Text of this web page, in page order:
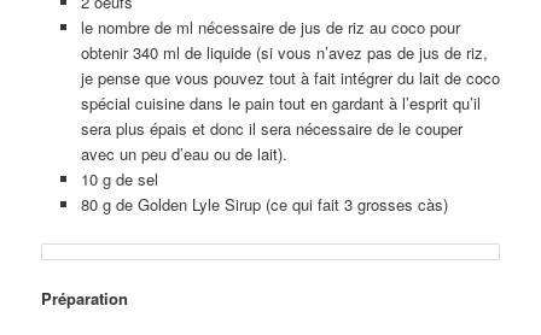
le nombre de ml nécessaire de jus de riz au coco pour
obtenir 340 ml de liquide (si vous n’avez pas de jus de riz,
je pense que vous pouvez tout à fait intégrer du lait de coco
spécial cuisine dans le pain tout en gardant à l’esprit qu’il
sera plus épais et donc il sera nécessaire de le couper
avec un peu d’eau ou de lait).
10 g de sel
80 g de Golden Lyle Sirup (ce qui fait 3 grosses càs)
Préparation